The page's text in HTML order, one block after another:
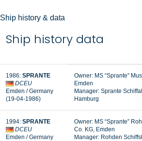
Ship history & data
Ship history data
1986: SPRANTE
DCEU
Emden / Germany
(19-04-1986)
Owner: MS “Sprante”
Emden
Manager: Sprante
Hamburg
1994: SPRANTE
DCEU
Emden / Germany
Owner: MS “Sprante”
Co. KG, Emden
Manager: Rohden